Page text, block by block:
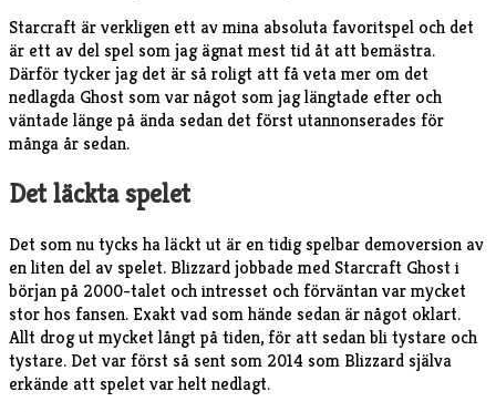
Starcraft är verkligen ett av mina absoluta favoritspel och det
är ett av del spel som jag ägnat mest tid åt att bemästra.
Därför tycker jag det är så roligt att få veta mer om det
nedlagda Ghost som var något som jag längtade efter och
väntade länge på ända sedan det först utannonserades för
många år sedan.
Det läckta spelet
Det som nu tycks ha läckt ut är en tidig spelbar demoversion av
en liten del av spelet. Blizzard jobbade med Starcraft Ghost i
början på 2000-talet och intresset och förväntan var mycket
stor hos fansen. Exakt vad som hände sedan är något oklart.
Allt drog ut mycket långt på tiden, för att sedan bli tystare och
tystare. Det var först så sent som 2014 som Blizzard själva
erkände att spelet var helt nedlagt.